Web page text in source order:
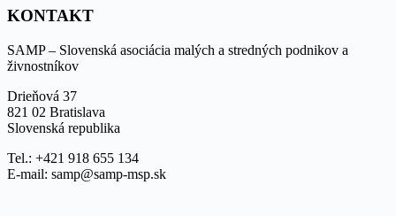
KONTAKT
SAMP – Slovenská asociácia malých a stredných podnikov a
živnostníkov
Drieňová 37
821 02 Bratislava
Slovenská republika
Tel.: +421 918 655 134
E-mail: samp@samp-msp.sk